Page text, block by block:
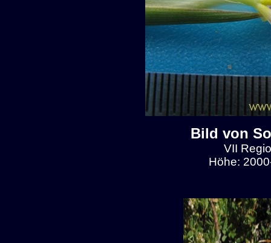
Bild von
VII
Höhe: